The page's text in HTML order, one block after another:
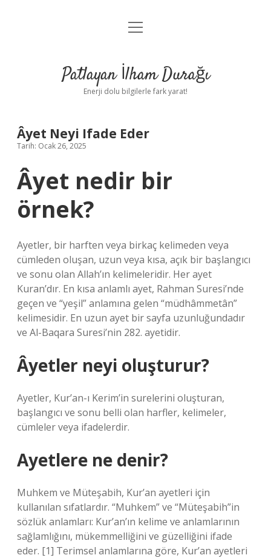
Anasayfa
Yasal Uyarı
menüyü
Patlayan İlham Durağı
Enerji dolu bilgilerle fark yarat!
Âyet Neyi Ifade Eder
Tarih: Ocak 26, 2025
Âyet nedir bir
örnek?
Ayetler, bir harften veya birkaç kelimeden veya
cümleden oluşan, uzun veya kısa, açık bir başlangıcı
ve sonu olan Allah’ın kelimeleridir. Her ayet
Kuran’dır. En kısa anlamlı ayet, Rahman Suresi’nde
geçen ve “yeşil” anlamına gelen “müdhâmmetân”
kelimesidir. En uzun ayet bir sayfa uzunluğundadır
ve Al-Baqara Suresi’nin 282. ayetidir.
Âyetler neyi oluşturur?
Ayetler, Kur’an-ı Kerim’in surelerini oluşturan,
başlangıcı ve sonu belli olan harfler, kelimeler,
cümleler veya ifadelerdir.
Ayetlere ne denir?
Muhkem ve Müteşabih, Kur’an ayetleri için
kullanılan sıfatlardır. “Muhkem” ve “Müteşabih”in
sözlük anlamları: Kur’an’ın kelime ve anlamlarının
sağlamlığını, mükemmelliğini ve güzelliğini ifade
eder. [1] Terimsel anlamlarına göre, Kur’an ayetleri